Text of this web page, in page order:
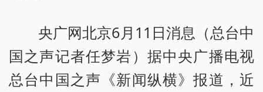
央广网北京6月11日消息（总台中
国之声记者任梦岩）据中央广播电视
总台中国之声《新闻纵横》报道，近